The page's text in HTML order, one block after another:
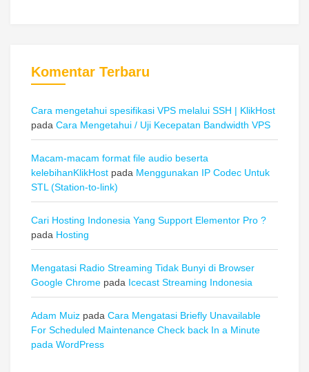
Komentar Terbaru
Cara mengetahui spesifikasi VPS melalui SSH | KlikHost
pada Cara Mengetahui / Uji Kecepatan Bandwidth VPS
Macam-macam format file audio beserta
kelebihanKlikHost pada Menggunakan IP Codec Untuk
STL (Station-to-link)
Cari Hosting Indonesia Yang Support Elementor Pro ?
pada Hosting
Mengatasi Radio Streaming Tidak Bunyi di Browser
Google Chrome pada Icecast Streaming Indonesia
Adam Muiz pada Cara Mengatasi Briefly Unavailable
For Scheduled Maintenance Check back In a Minute
pada WordPress